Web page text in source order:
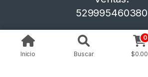
529995460380
Inicio Buscar
0
$0.00